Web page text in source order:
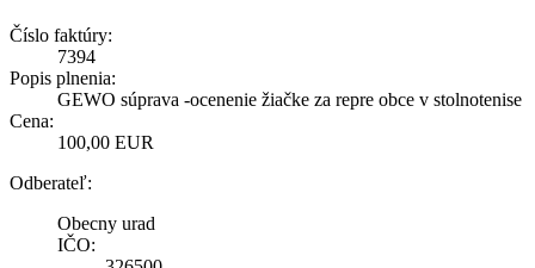
Číslo faktúry:
7394
Popis plnenia:
GEWO súprava -ocenenie žiačke za repre obce v stolnotenise
Cena:
100,00 EUR
Odberateľ:
Obecny urad
IČO: